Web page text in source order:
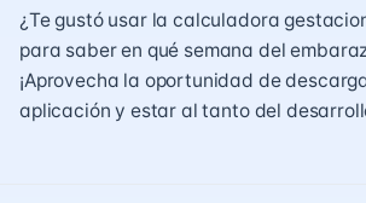
¿Te gustó usar la calculadora
para saber en qué semana del
¡Aprovecha la oportunidad de
aplicación y estar al tanto del